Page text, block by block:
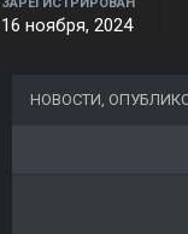
ЗАРЕГИСТРИРОВАН
16 ноября, 2024
НОВОСТИ,